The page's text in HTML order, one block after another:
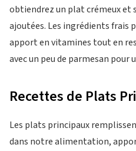
obtiendrez un plat crémeux et
ajoutées. Les ingrédients frais
apport en vitamines tout en
avec un peu de parmesan pour
Recettes de Plats
Les plats principaux
dans notre alimentation,